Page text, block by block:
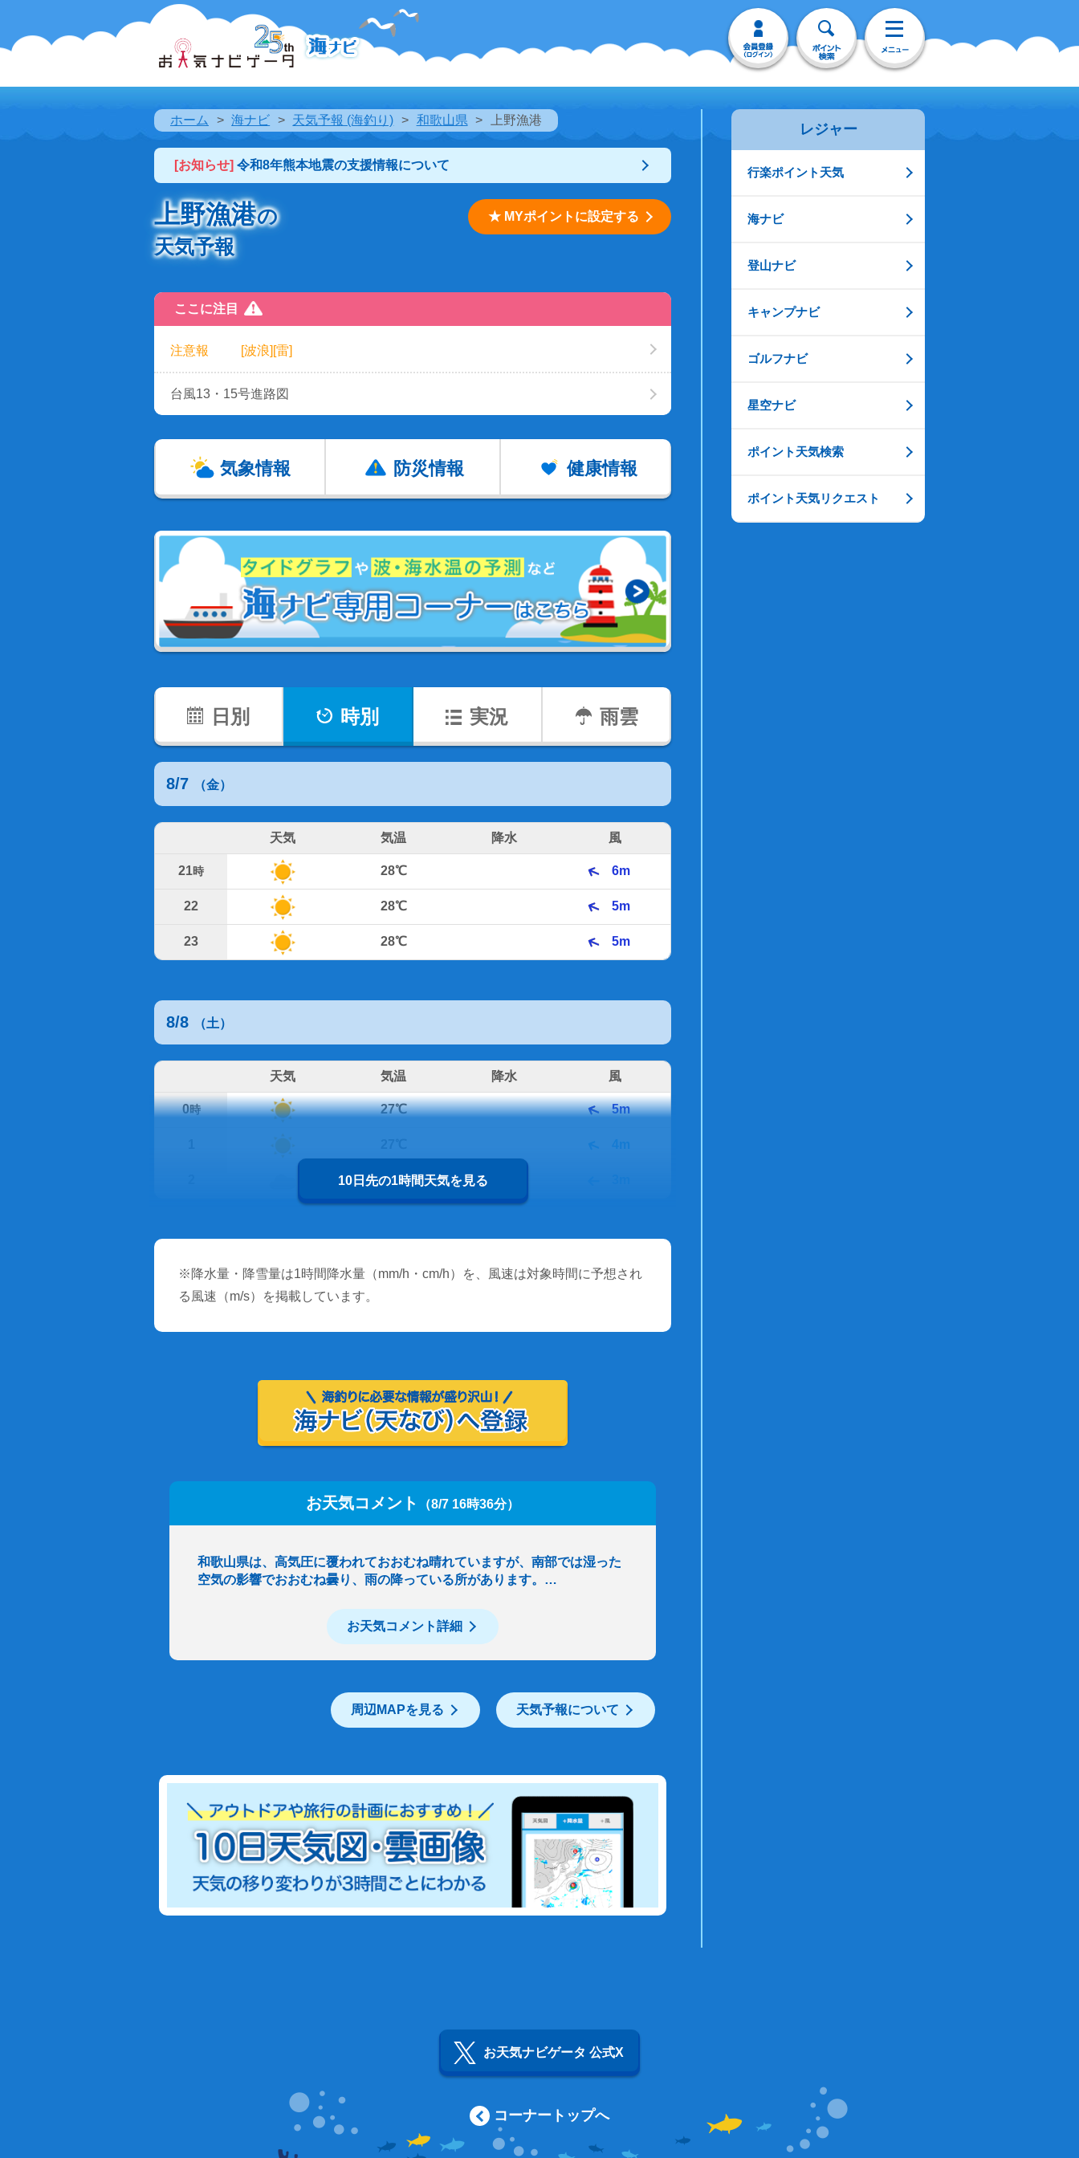
ホーム 海ナビ 天気予報 (海釣り) 和歌山県 上野漁港
[お知らせ] 令和8年熊本地震の支援情報について
上野漁港の
天気予報
★ MYポイントに設定する
ここに注目
注意報 [波浪][雷]
台風13・15号進路図
気象情報 防災情報 健康情報
日別 時別 実況 雨雲
8/7 （金）
天気 気温 降水 風
21時 28℃ 6m
22 28℃ 5m
23 28℃ 5m
8/8 （土）
天気 気温 降水 風
0時 27℃ 5m
4m
27℃
10日先の1時間天気を見る
※降水量・降雪量は1時間降水量（mm/h・cm/h）を、風速は対象時間に予想され
る風速（m/s）を掲載しています。
お天気コメント （8/7 16時36分）
和歌山県は、高気圧に覆われておおむね晴れていますが、南部では湿った
空気の影響でおおむね曇り、雨の降っている所があります。…
お天気コメント詳細
周辺MAPを見る 天気予報について
レジャー
行楽ポイント天気
海ナビ
登山ナビ
キャンプナビ
ゴルフナビ
星空ナビ
ポイント天気検索
ポイント天気リクエスト
お天気ナビゲータ 公式X
コーナートップへ